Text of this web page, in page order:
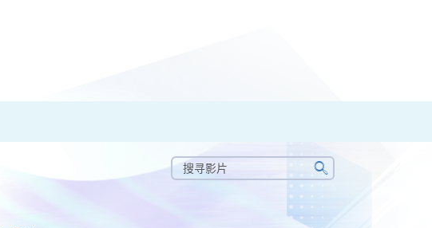
搜
寻
搜
寻